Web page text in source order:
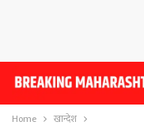
Home खान्देश